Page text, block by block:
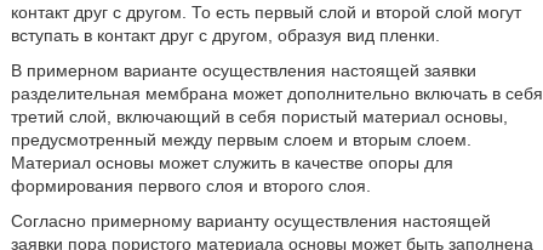
контакт друг с другом. То есть первый слой и второй слой могут
вступать в контакт друг с другом, образуя вид пленки.
В примерном варианте осуществления настоящей заявки
разделительная мембрана может дополнительно включать в себя
третий слой, включающий в себя пористый материал основы,
предусмотренный между первым слоем и вторым слоем.
Материал основы может служить в качестве опоры для
формирования первого слоя и второго слоя.
Согласно примерному варианту осуществления настоящей
заявки пора пористого материала основы может быть заполнена